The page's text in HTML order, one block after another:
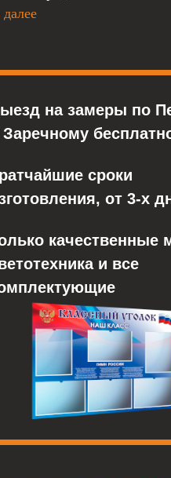
качественные материалы,